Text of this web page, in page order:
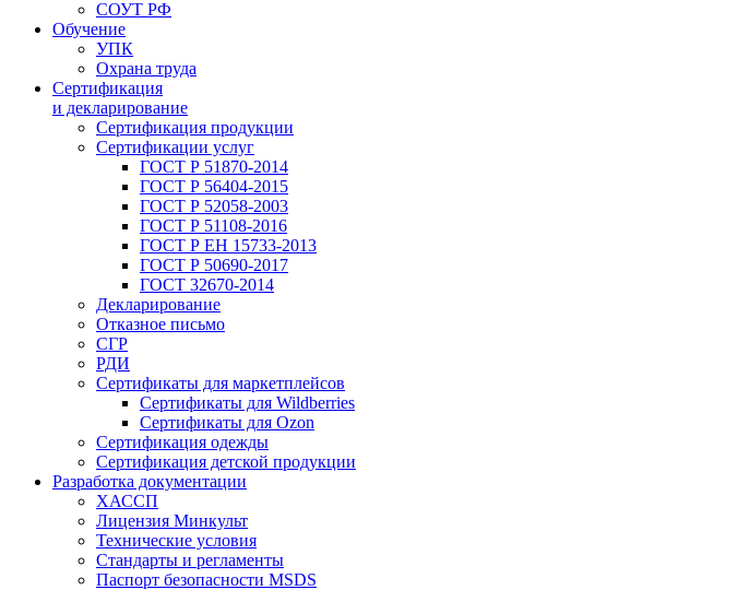
СОУТ РФ
Обучение
УПК
Охрана труда
Сертификация
и декларирование
Сертификация продукции
Сертификации услуг
ГОСТ Р 51870-2014
ГОСТ Р 56404-2015
ГОСТ Р 52058-2003
ГОСТ Р 51108-2016
ГОСТ Р ЕН 15733-2013
ГОСТ Р 50690-2017
ГОСТ 32670-2014
Декларирование
Отказное письмо
СГР
РДИ
Сертификаты для маркетплейсов
Сертификаты для Wildberries
Сертификаты для Ozon
Сертификация одежды
Сертификация детской продукции
Разработка документации
ХАССП
Лицензия Минкульт
Технические условия
Стандарты и регламенты
Паспорт безопасности MSDS